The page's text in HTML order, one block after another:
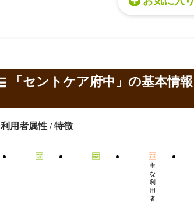
「セントケア府中」の基本情報
利用者属性 / 特徴
主
な
利
用
者